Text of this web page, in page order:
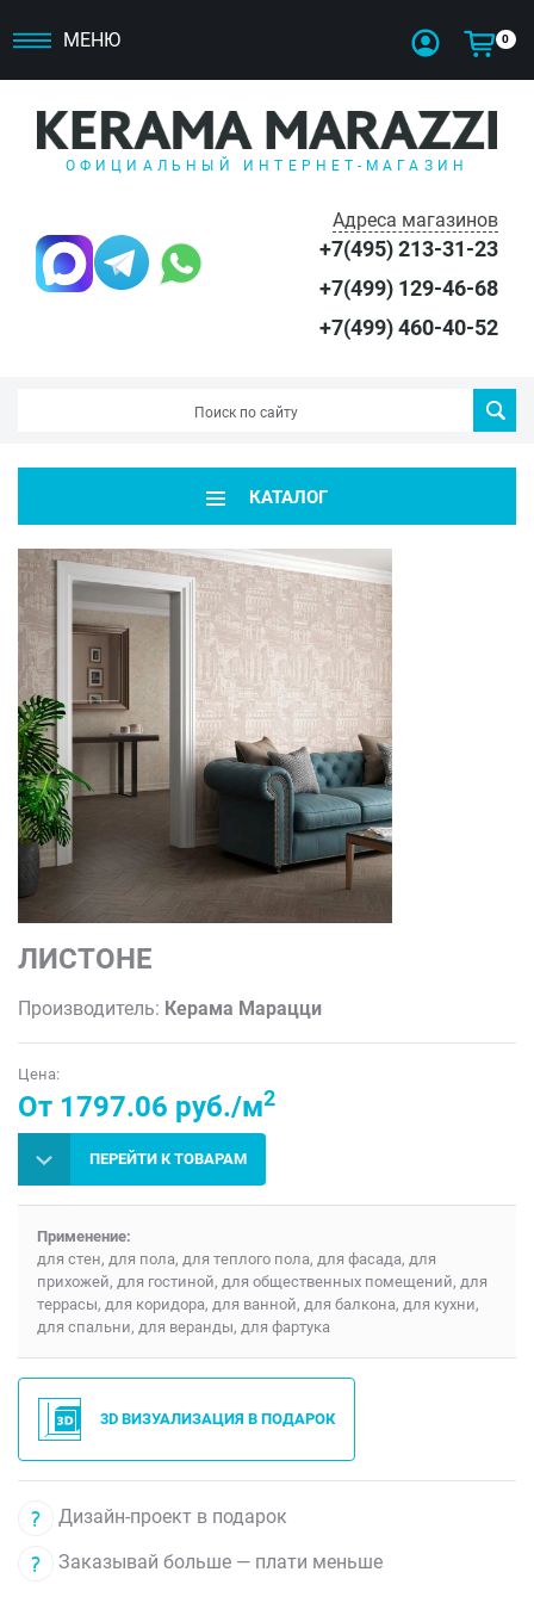
МЕНЮ 0
ОФИЦИАЛЬНЫЙ ИНТЕРНЕТ-МАГАЗИН
Адреса магазинов
+7(495) 213-31-23
+7(499) 129-46-68
+7(499) 460-40-52
КАТАЛОГ
ЛИСТОНЕ
Производитель: Керама Марацци
Цена:
От 1797.06 руб./м2
ПЕРЕЙТИ К ТОВАРАМ
Применение:
для стен, для пола, для теплого пола, для фасада, для
прихожей, для гостиной, для общественных помещений, для
террасы, для коридора, для ванной, для балкона, для кухни,
для спальни, для веранды, для фартука
3D ВИЗУАЛИЗАЦИЯ В ПОДАРОК
Дизайн-проект в подарок
Заказывай больше — плати меньше